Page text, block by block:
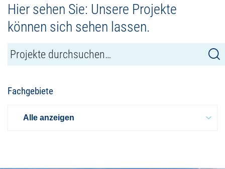
Hier sehen Sie: Unsere Projekte
können sich sehen lassen.
Fachgebiete